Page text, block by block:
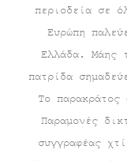
περιοδεία σε
Ευρώπη
Ελλάδα. Μάης
πατρίδα
Το
Παραμονές
συγγραφέας